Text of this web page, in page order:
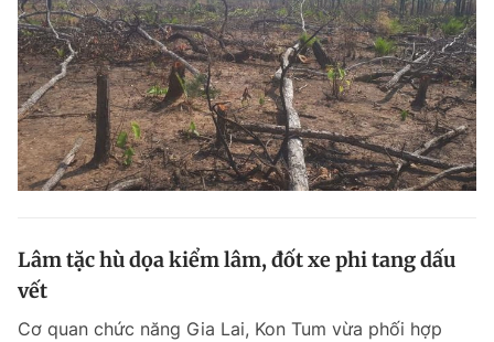
Lâm tặc hù dọa kiểm lâm, đốt xe phi tang dấu
vết
Cơ quan chức năng Gia Lai, Kon Tum vừa phối hợp